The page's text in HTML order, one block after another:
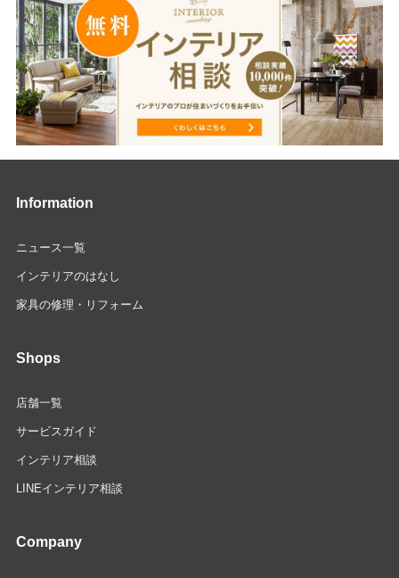
Information
ニュース一覧
インテリアのはなし
家具の修理・リフォーム
Shops
店舗一覧
サービスガイド
インテリア相談
LINEインテリア相談
Company